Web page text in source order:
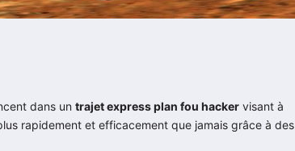
dans un trajet express plan fou hacker visant à
rapidement et efficacement que jamais grâce à des